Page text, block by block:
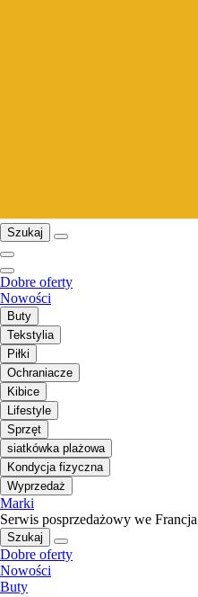
Szukaj
Dobre oferty
Nowości
Buty
Tekstylia
Piłki
Ochraniacze
Kibice
Lifestyle
Sprzęt
siatkówka plażowa
Kondycja fizyczna
Wyprzedaż
Marki
Serwis posprzedażowy we Francja
Szukaj
Dobre oferty
Nowości
Buty